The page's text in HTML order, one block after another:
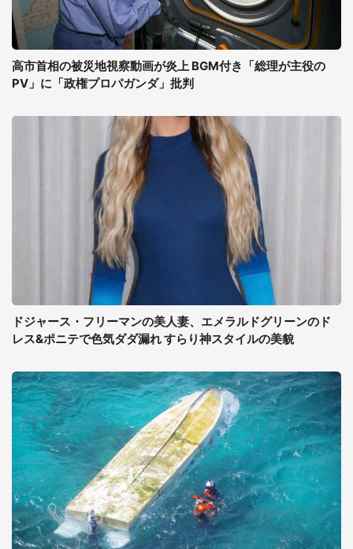
高市首相の被災地視察動画が炎上 BGM付き「総理が主役の
PV」に「政権プロパガンダ」批判
ドジャース・フリーマンの美人妻、エメラルドグリーンのド
レス&ポニテで色気ダダ漏れ すらり神スタイルの美貌